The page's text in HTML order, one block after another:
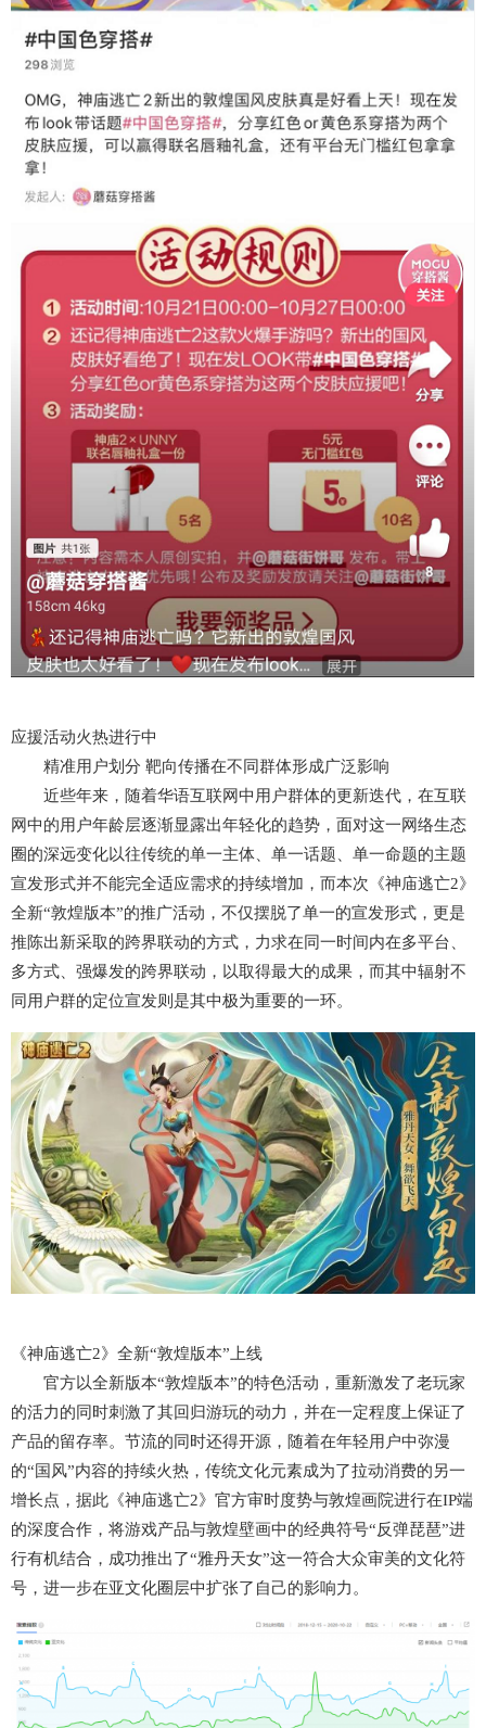
应援活动火热进行中
精准用户划分 靶向传播在不同群体形成广泛影响
近些年来，随着华语互联网中用户群体的更新迭代，在互联
网中的用户年龄层逐渐显露出年轻化的趋势，面对这一网络生态
圈的深远变化以往传统的单一主体、单一话题、单一命题的主题
宣发形式并不能完全适应需求的持续增加，而本次《神庙逃亡2》
全新“敦煌版本”的推广活动，不仅摆脱了单一的宣发形式，更是
推陈出新采取的跨界联动的方式，力求在同一时间内在多平台、
多方式、强爆发的跨界联动，以取得最大的成果，而其中辐射不
同用户群的定位宣发则是其中极为重要的一环。
《神庙逃亡2》全新“敦煌版本”上线
官方以全新版本“敦煌版本”的特色活动，重新激发了老玩家
的活力的同时刺激了其回归游玩的动力，并在一定程度上保证了
产品的留存率。节流的同时还得开源，随着在年轻用户中弥漫
的“国风”内容的持续火热，传统文化元素成为了拉动消费的另一
增长点，据此《神庙逃亡2》官方审时度势与敦煌画院进行在IP端
的深度合作，将游戏产品与敦煌壁画中的经典符号“反弹琵琶”进
行有机结合，成功推出了“雅丹天女”这一符合大众审美的文化符
号，进一步在亚文化圈层中扩张了自己的影响力。